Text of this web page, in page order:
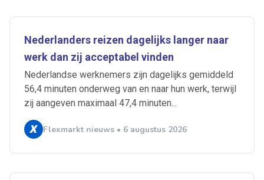
Nederlanders reizen dagelijks langer naar
werk dan zij acceptabel vinden
Nederlandse werknemers zijn dagelijks gemiddeld
56,4 minuten onderweg van en naar hun werk, terwijl
zij aangeven maximaal 47,4 minuten...
Flexmarkt nieuws • 6 augustus 2026